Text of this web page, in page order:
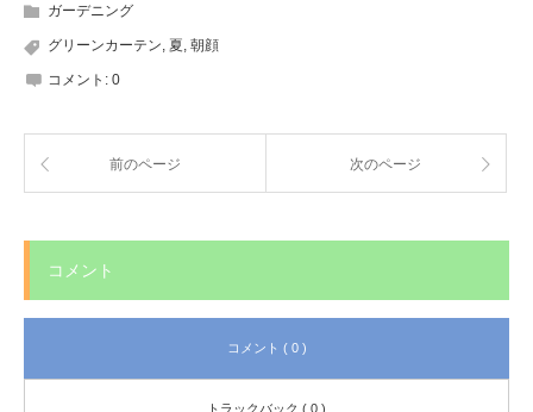
ガーデニング
グリーンカーテン 夏 朝顔
コメント: 0
前のページ 次のページ
コメント
コメント ( 0 )
トラックバック ( 0 )